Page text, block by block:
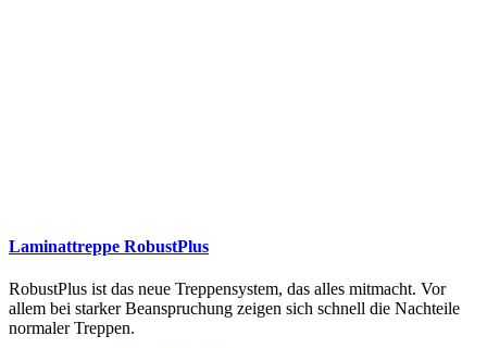
Laminattreppe RobustPlus
RobustPlus ist das neue Treppensystem, das alles mitmacht. Vor
allem bei starker Beanspruchung zeigen sich schnell die Nachteile
normaler Treppen.